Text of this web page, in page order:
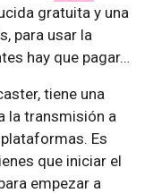
gratuita y una
para usar la
hay que pagar…
tiene una
la transmisión a
Es
que iniciar el
empezar a